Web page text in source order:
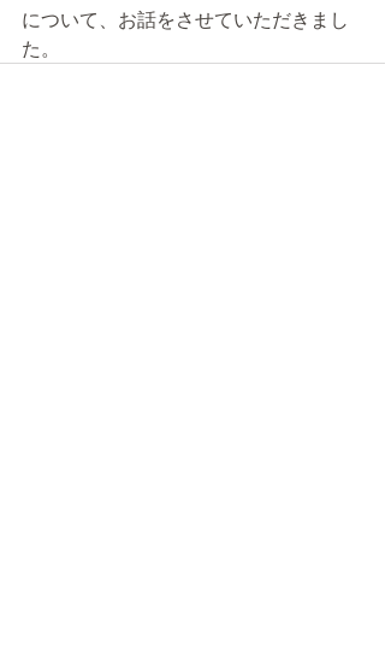
について、お話をさせていただきまし
た。